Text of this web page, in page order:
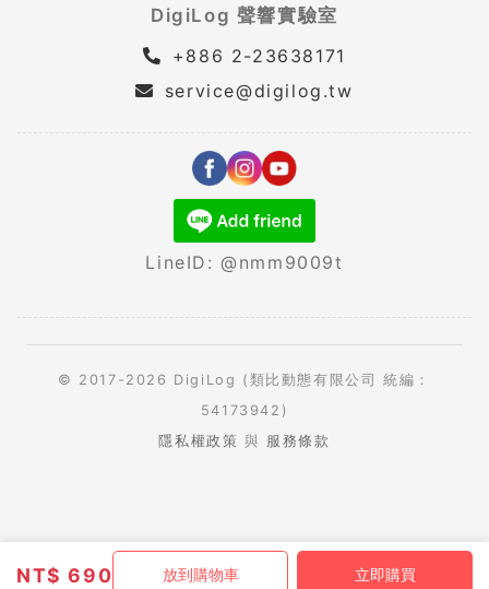
NT$690 放到購物車 立即購買
DigiLog 聲響實驗室
+886 2-23638171
service@digilog.tw
LineID: @nmm9009t
© 2017-2026 DigiLog (類比動態有限公司 統編：
54173942)
隱私權政策 與 服務條款